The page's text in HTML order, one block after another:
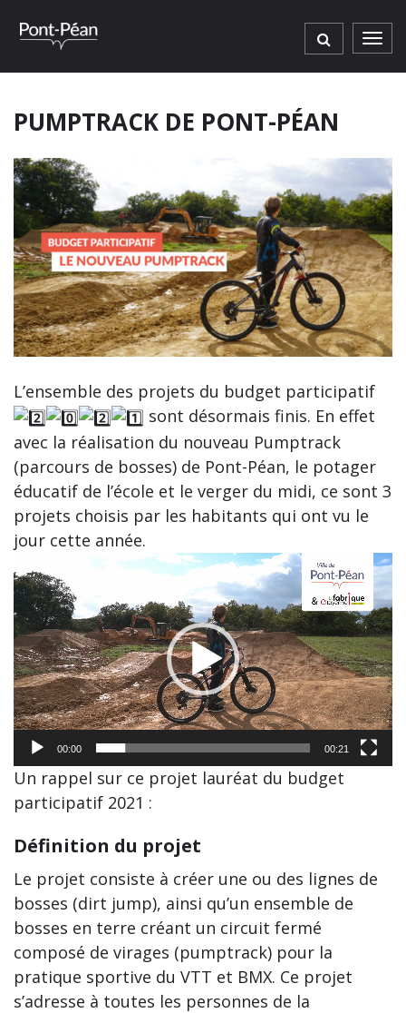
PUMPTRACK DE PONT-PÉAN
L’ensemble des projets du budget participatif
sont désormais finis. En effet
avec la réalisation du nouveau Pumptrack
(parcours de bosses) de Pont-Péan, le potager
éducatif de l’école et le verger du midi, ce sont 3
projets choisis par les habitants qui ont vu le
jour cette année.
vidéo
00:00 00:21
Un rappel sur ce projet lauréat du budget
participatif 2021 :
Définition du projet
Le projet consiste à créer une ou des lignes de
bosses (dirt jump), ainsi qu’un ensemble de
bosses en terre créant un circuit fermé
composé de virages (pumptrack) pour la
pratique sportive du VTT et BMX. Ce projet
s’adresse à toutes les personnes de la